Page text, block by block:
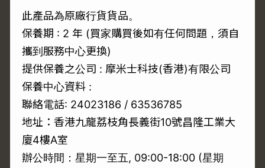
此產品為原廠行貨貨品。
保養期 : 2 年 (買家購買後如有任何問題，須自
攜到服務中心更換)
提供保養之公司 : 摩米士科技(香港)有限公司
保養中心資料 :
聯絡電話: 24023186 / 63536785
地址：香港九龍荔枝角長義街10號昌隆工業大
廈4樓A室
辦公時間：星期一至五, 09:00-18:00 (星期